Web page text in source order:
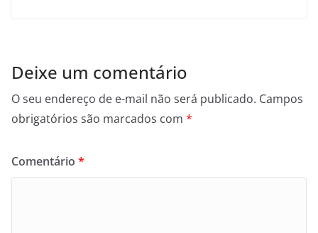
Deixe um comentário
O seu endereço de e-mail não será publicado. Campos
obrigatórios são marcados com *
Comentário *